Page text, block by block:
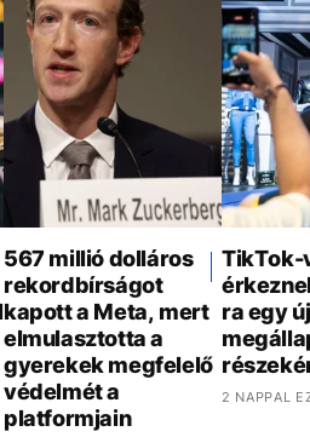
567 millió dolláros
rekordbírságot
kapott a Meta, mert
elmulasztotta a
gyerekek megfelelő
védelmét a
platformjain
TikTok-
ra egy új
2 NAPPAL